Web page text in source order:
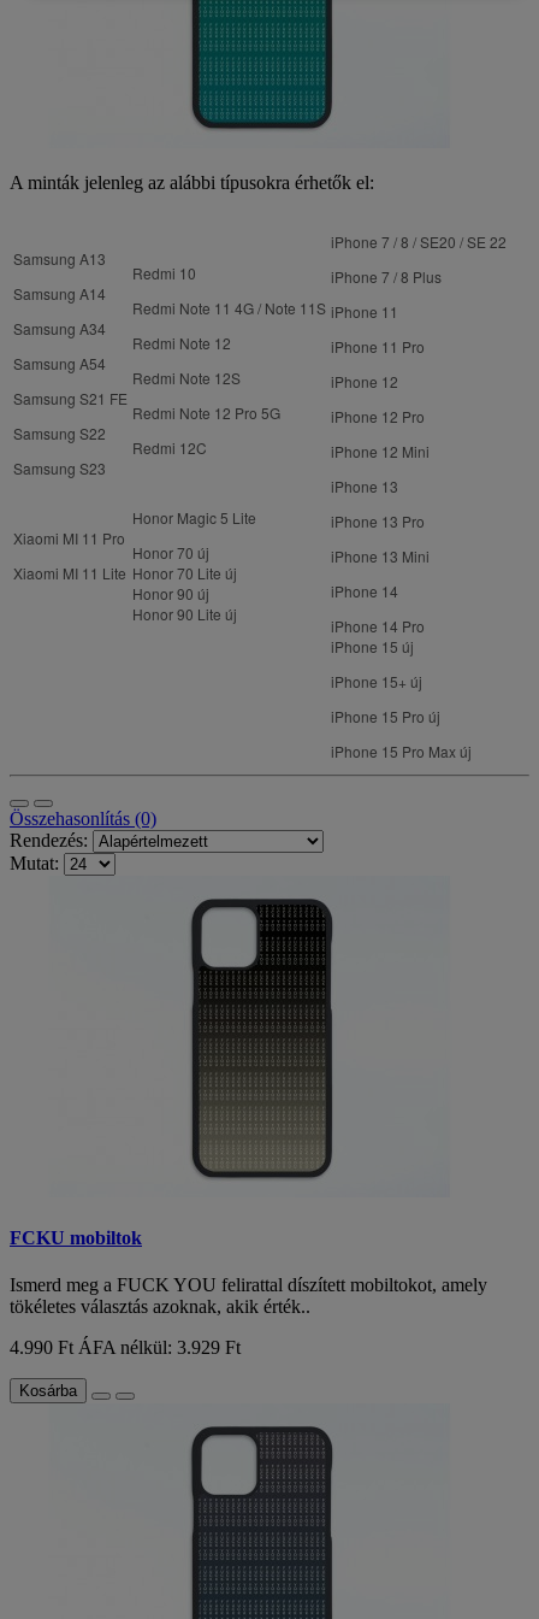
A minták jelenleg az alábbi típusokra érhetők el:
Samsung A13
Samsung A14
Samsung A34
Samsung A54
Samsung S21 FE
Samsung S22
Samsung S23
Xiaomi MI 11 Pro
Xiaomi MI 11 Lite
Redmi 10
Redmi Note 11 4G / Note 11S
Redmi Note 12
Redmi Note 12S
Redmi Note 12 Pro 5G
Redmi 12C
Honor Magic 5 Lite
Honor 70 új
Honor 70 Lite új
Honor 90 új
Honor 90 Lite új
iPhone 7 / 8 / SE20 / SE 22
iPhone 7 / 8 Plus
iPhone 11
iPhone 11 Pro
iPhone 12
iPhone 12 Pro
iPhone 12 Mini
iPhone 13
iPhone 13 Pro
iPhone 13 Mini
iPhone 14
iPhone 14 Pro
iPhone 15 új
iPhone 15+ új
iPhone 15 Pro új
iPhone 15 Pro Max új
Összehasonlítás (0)
Rendezés:
Mutat:
FCKU mobiltok
Ismerd meg a FUCK YOU felirattal díszített mobiltokot, amely
tökéletes választás azoknak, akik érték..
4.990 Ft ÁFA nélkül: 3.929 Ft
Kosárba